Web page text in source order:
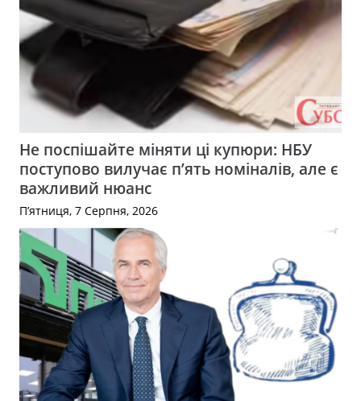
Не поспішайте міняти ці купюри: НБУ
поступово вилучає п’ять номіналів, але є
важливий нюанс
П’ятниця, 7 Серпня, 2026